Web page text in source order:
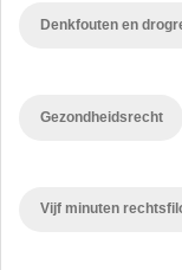
Denkfouten en
Gezondheidsrecht
Vijf minuten